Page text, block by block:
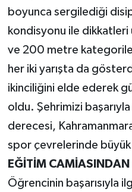
boyunca sergilediği
kondisyonu ile
ve 200 metre
her iki yarışta da
ikinciliğini elde ederek
oldu. Şehrimizi
derecesi,
spor çevrelerinde büyük
EĞİTİM CAMİASINDAN
Öğrencinin başarısıyla